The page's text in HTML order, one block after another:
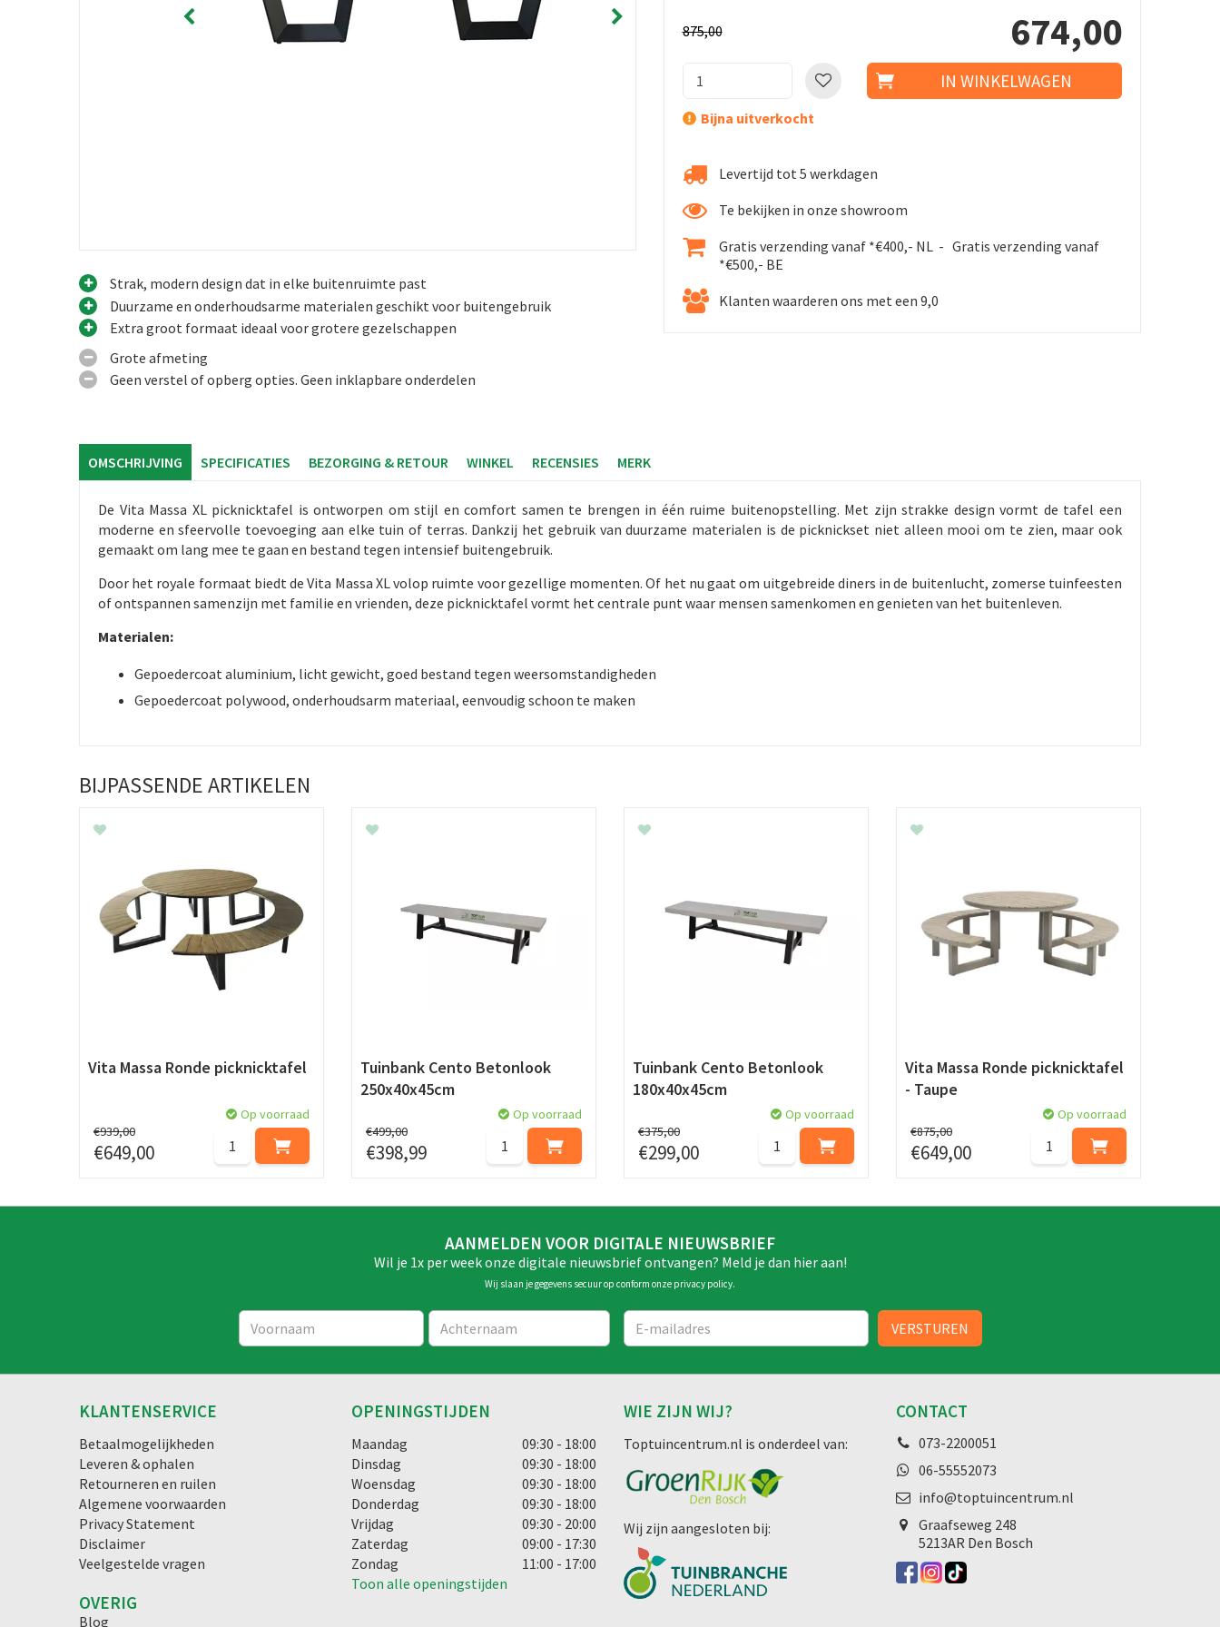
Strak, modern design dat in elke buitenruimte past
Duurzame en onderhoudsarme materialen geschikt voor buitengebruik
Extra groot formaat ideaal voor grotere gezelschappen
Grote afmeting
Geen verstel of opberg opties. Geen inklapbare onderdelen
875,00 674,00
Bijna uitverkocht
Levertijd tot 5 werkdagen
Te bekijken in onze showroom
Gratis verzending vanaf *€400,- NL - Gratis verzending vanaf
*€500,- BE
Klanten waarderen ons met een 9,0
OMSCHRIJVING SPECIFICATIES BEZORGING & RETOUR WINKEL RECENSIES MERK
De Vita Massa XL picknicktafel is ontworpen om stijl en comfort samen te brengen in één ruime buitenopstelling. Met zijn strakke design vormt de tafel een
moderne en sfeervolle toevoeging aan elke tuin of terras. Dankzij het gebruik van duurzame materialen is de picknickset niet alleen mooi om te zien, maar ook
gemaakt om lang mee te gaan en bestand tegen intensief buitengebruik.
Door het royale formaat biedt de Vita Massa XL volop ruimte voor gezellige momenten. Of het nu gaat om uitgebreide diners in de buitenlucht, zomerse tuinfeesten
of ontspannen samenzijn met familie en vrienden, deze picknicktafel vormt het centrale punt waar mensen samenkomen en genieten van het buitenleven.
Materialen:
Gepoedercoat aluminium, licht gewicht, goed bestand tegen weersomstandigheden
Gepoedercoat polywood, onderhoudsarm materiaal, eenvoudig schoon te maken
BIJPASSENDE ARTIKELEN
Vita Massa Ronde picknicktafel
€939,00
€649,00
Op voorraad
Tuinbank Cento Betonlook
250x40x45cm
€499,00
€398,99
Op voorraad
Tuinbank Cento Betonlook
180x40x45cm
€375,00
€299,00
Op voorraad
Vita Massa Ronde picknicktafel
- Taupe
€875,00
€649,00
Op voorraad
AANMELDEN VOOR DIGITALE NIEUWSBRIEF
Wil je 1x per week onze digitale nieuwsbrief ontvangen? Meld je dan hier aan!
Wij slaan je gegevens secuur op conform onze privacy policy.
KLANTENSERVICE
Betaalmogelijkheden
Leveren & ophalen
Retourneren en ruilen
Algemene voorwaarden
Privacy Statement
Disclaimer
Veelgestelde vragen
OVERIG
Blog
OPENINGSTIJDEN
Maandag
09:30 - 18:00
Dinsdag
09:30 - 18:00
Woensdag
09:30 - 18:00
Donderdag
09:30 - 18:00
Vrijdag
09:30 - 20:00
Zaterdag
09:00 - 17:30
Zondag
11:00 - 17:00
Toon alle openingstijden
WIE ZIJN WIJ?
Toptuincentrum.nl is onderdeel van:
Wij zijn aangesloten bij:
CONTACT
073-2200051
06-55552073
info@toptuincentrum.nl
Graafseweg 248
5213AR Den Bosch